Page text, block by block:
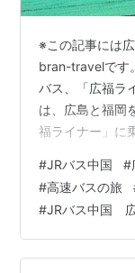
※この記事には
bran-travelです
バス、「広福ラ
は、広島と福岡
福ライナー」に
席で移動できる
年10月26日をも
運行便に乗る機
ートします。
「広福ライナー
#JRバス中国 #
#高速バスの旅
#JRバス中国